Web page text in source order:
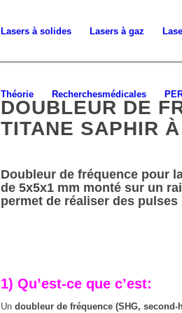
Lasers à solides Lasers à gaz
Théorie Recherchesmédicales
DOUBLEUR DE
TITANE SAPHIR
Doubleur de fréquence pour
de 5x5x1 mm monté sur un
permet de réaliser des
1) Qu’est-ce que c’est:
Un doubleur de fréquence (SHG,